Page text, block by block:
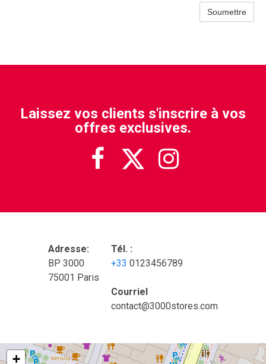
Soumettre
Laissez vos clients s'inscrire à vos
offres exclusives.
  
Adresse:
BP 3000
75001 Paris
Tél. :
+33 0123456789
Courriel
contact@3000stores.com
+